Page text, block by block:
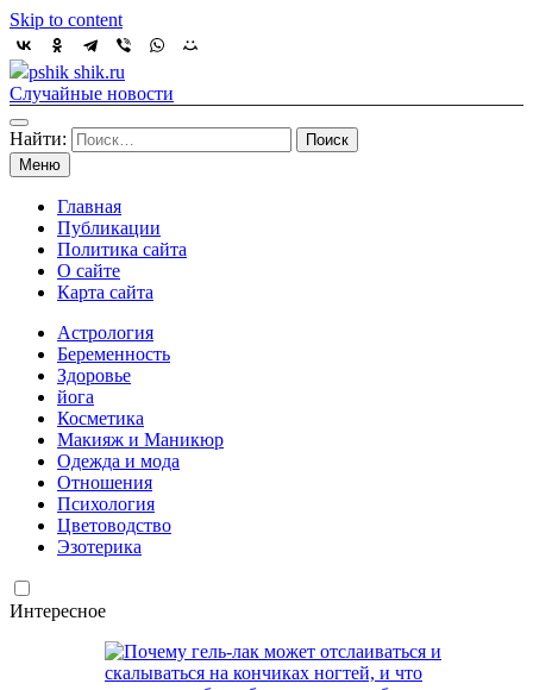
Skip to content
pshik shik.ru
Случайные новости
Найти:
Меню
Главная
Публикации
Политика сайта
О сайте
Карта сайта
Астрология
Беременность
Здоровье
йога
Косметика
Макияж и Маникюр
Одежда и мода
Отношения
Психология
Цветоводство
Эзотерика
Интересное